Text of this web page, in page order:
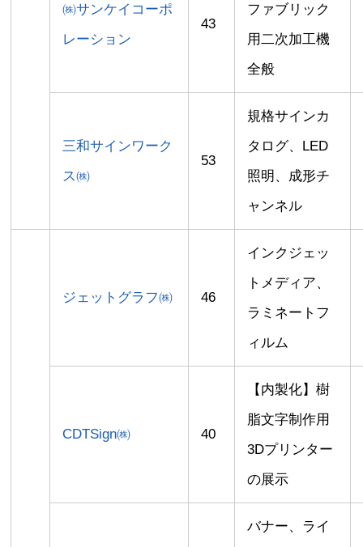
㈱サンケイコーポ
レーション
43
ファブリック
用二次加工機
全般
三和サインワーク
ス㈱
53
規格サインカ
タログ、LED
照明、成形チ
ャンネル
ジェットグラフ㈱ 46
インクジェッ
トメディア、
ラミネートフ
ィルム
CDTSign㈱ 40
【内製化】樹
脂文字制作用
3Dプリンター
の展示
バナー、ライ